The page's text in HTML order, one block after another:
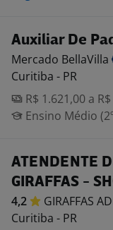
Auxiliar De
Mercado BellaVilla
Curitiba - PR
R$ 1.621,00 a
Ensino Médio
ATENDENTE
GIRAFFAS -
4,2 GIRAFFAS
Curitiba - PR